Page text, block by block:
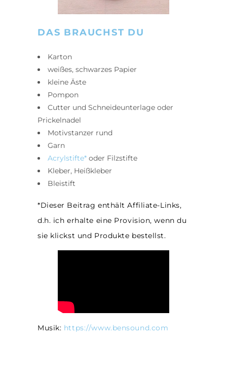
DAS BRAUCHST DU
Karton
weißes, schwarzes Papier
kleine Äste
Pompon
Cutter und Schneideunterlage oder
Prickelnadel
Motivstanzer rund
Garn
Acrylstifte* oder Filzstifte
Kleber, Heißkleber
Bleistift
*Dieser Beitrag enthält Affiliate-Links,
d.h. ich erhalte eine Provision, wenn du
sie klickst und Produkte bestellst.
Musik: https://www.bensound.com